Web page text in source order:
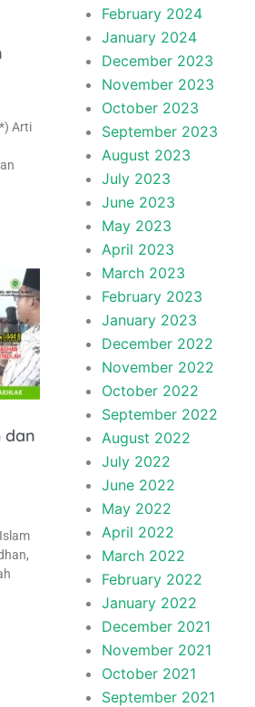
Arti
dan
February 2024
January 2024
December 2023
November 2023
October 2023
September 2023
August 2023
July 2023
June 2023
May 2023
April 2023
March 2023
February 2023
January 2023
December 2022
November 2022
October 2022
September 2022
August 2022
July 2022
June 2022
May 2022
April 2022
March 2022
February 2022
January 2022
December 2021
November 2021
October 2021
September 2021